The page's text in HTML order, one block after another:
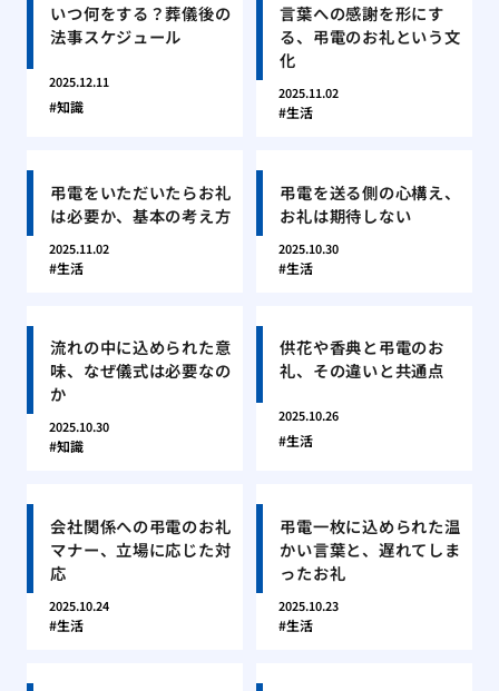
いつ何をする？葬儀後の
法事スケジュール
2025.12.11
知識
言葉への感謝を形にす
る、弔電のお礼という文
化
2025.11.02
生活
弔電をいただいたらお礼
は必要か、基本の考え方
2025.11.02
生活
弔電を送る側の心構え、
お礼は期待しない
2025.10.30
生活
流れの中に込められた意
味、なぜ儀式は必要なの
か
2025.10.30
知識
供花や香典と弔電のお
礼、その違いと共通点
2025.10.26
生活
会社関係への弔電のお礼
マナー、立場に応じた対
応
2025.10.24
生活
弔電一枚に込められた温
かい言葉と、遅れてしま
ったお礼
2025.10.23
生活